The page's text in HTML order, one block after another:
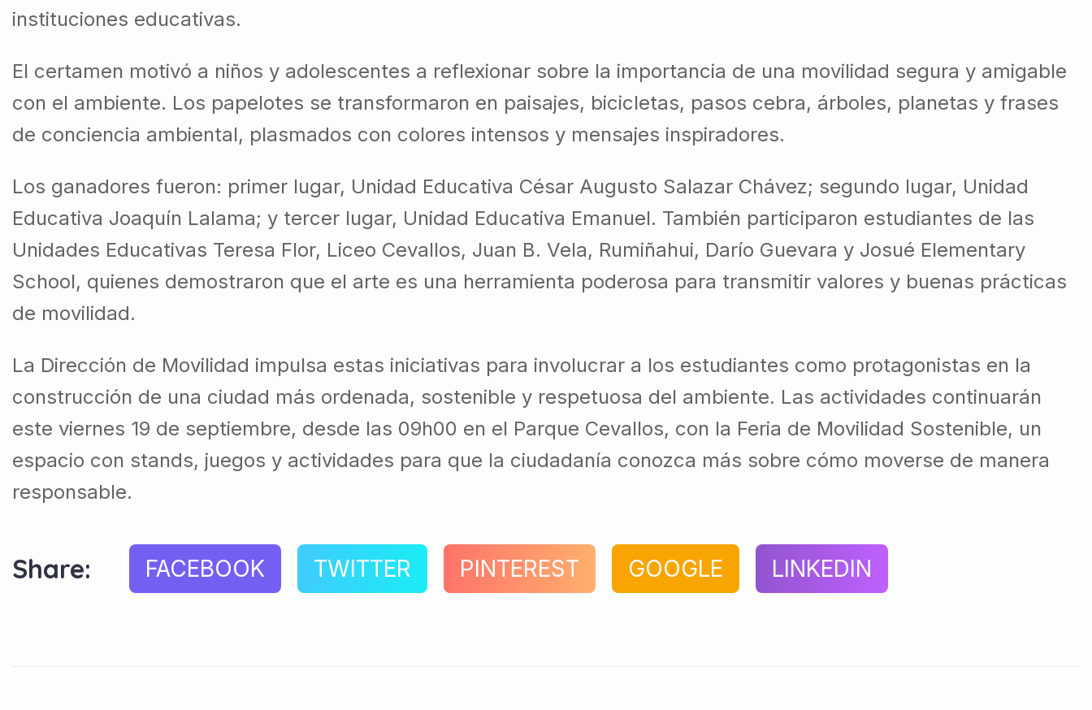
instituciones educativas.
El certamen motivó a niños y adolescentes a reflexionar sobre la importancia de una movilidad segura y amigable
con el ambiente. Los papelotes se transformaron en paisajes, bicicletas, pasos cebra, árboles, planetas y frases
de conciencia ambiental, plasmados con colores intensos y mensajes inspiradores.
Los ganadores fueron: primer lugar, Unidad Educativa César Augusto Salazar Chávez; segundo lugar, Unidad
Educativa Joaquín Lalama; y tercer lugar, Unidad Educativa Emanuel. También participaron estudiantes de las
Unidades Educativas Teresa Flor, Liceo Cevallos, Juan B. Vela, Rumiñahui, Darío Guevara y Josué Elementary
School, quienes demostraron que el arte es una herramienta poderosa para transmitir valores y buenas prácticas
de movilidad.
La Dirección de Movilidad impulsa estas iniciativas para involucrar a los estudiantes como protagonistas en la
construcción de una ciudad más ordenada, sostenible y respetuosa del ambiente. Las actividades continuarán
este viernes 19 de septiembre, desde las 09h00 en el Parque Cevallos, con la Feria de Movilidad Sostenible, un
espacio con stands, juegos y actividades para que la ciudadanía conozca más sobre cómo moverse de manera
responsable.
Share: FACEBOOK TWITTER PINTEREST GOOGLE LINKEDIN